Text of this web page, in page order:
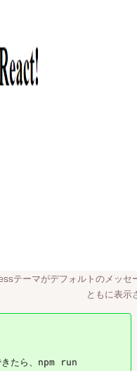
テーマがデフォルトのメッセ
ともに表示
たら、
npm run